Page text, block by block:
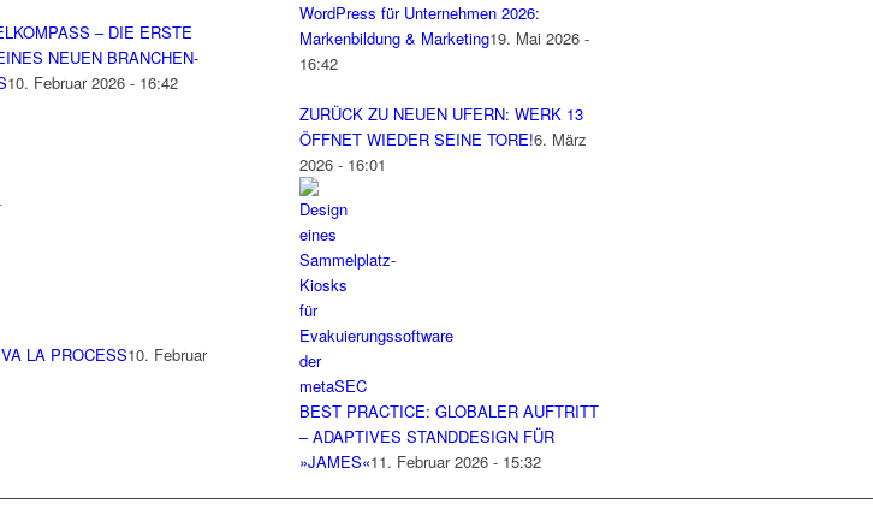
– DIE ERSTE
NEUEN BRANCHEN-
10. Februar 2026 - 16:42
LA PROCESS10. Februar
WordPress für Unternehmen 2026:
Markenbildung & Marketing19. Mai 2026 -
16:42
ZURÜCK ZU NEUEN UFERN: WERK 13
ÖFFNET WIEDER SEINE TORE!6. März
2026 - 16:01
BEST PRACTICE: GLOBALER AUFTRITT
– ADAPTIVES STANDDESIGN FÜR
»JAMES«11. Februar 2026 - 15:32